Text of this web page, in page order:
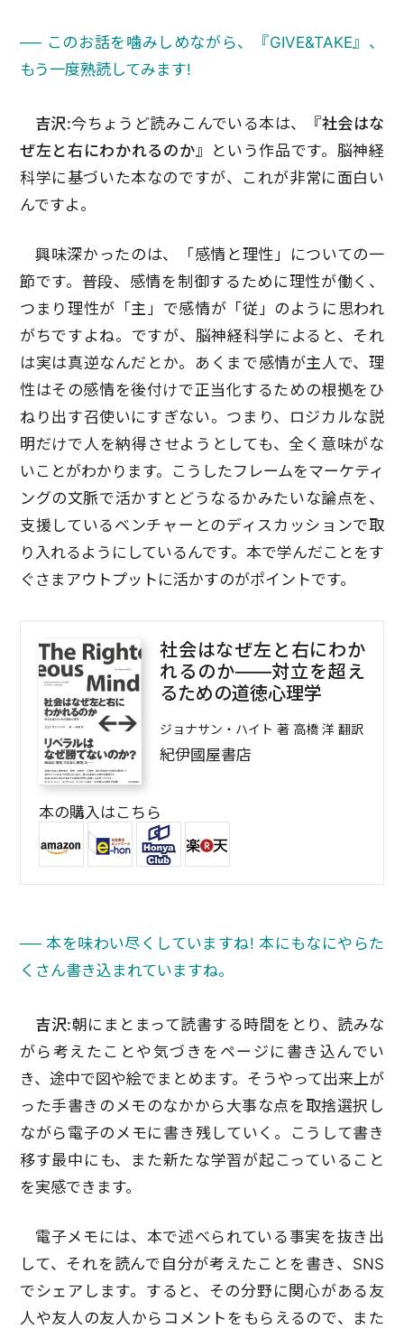
── このお話を噛みしめながら、『GIVE&TAKE』、
もう一度熟読してみます!
吉沢:今ちょうど読みこんでいる本は、
『社会はな
ぜ左と右にわかれるのか』
という作品です。脳神経
科学に基づいた本なのですが、これが非常に面白い
んですよ。
興味深かったのは、「感情と理性」についての一
節です。普段、感情を制御するために理性が働く、
つまり理性が「主」で感情が「従」のように思われ
がちですよね。ですが、脳神経科学によると、それ
は実は真逆なんだとか。あくまで感情が主人で、理
性はその感情を後付けで正当化するための根拠をひ
ねり出す召使いにすぎない。つまり、ロジカルな説
明だけで人を納得させようとしても、全く意味がな
いことがわかります。こうしたフレームをマーケティ
ングの文脈で活かすとどうなるかみたいな論点を、
支援しているベンチャーとのディスカッションで取
り入れるようにしているんです。本で学んだことをす
ぐさまアウトプットに活かすのがポイントです。
社会はなぜ左と右にわか
れるのか――対立を超え
るための道徳心理学
ジョナサン・ハイト 著 高橋 洋 翻訳
紀伊國屋書店
本の購入はこちら
── 本を味わい尽くしていますね! 本にもなにやらた
くさん書き込まれていますね。
吉沢:朝にまとまって読書する時間をとり、読みな
がら考えたことや気づきをページに書き込んでい
き、途中で図や絵でまとめます。そうやって出来上が
った手書きのメモのなかから大事な点を取捨選択し
ながら電子のメモに書き残していく。こうして書き
移す最中にも、また新たな学習が起こっていること
を実感できます。
電子メモには、本で述べられている事実を抜き出
して、それを読んで自分が考えたことを書き、SNS
でシェアします。すると、その分野に関心がある友
人や友人の友人からコメントをもらえるので、また